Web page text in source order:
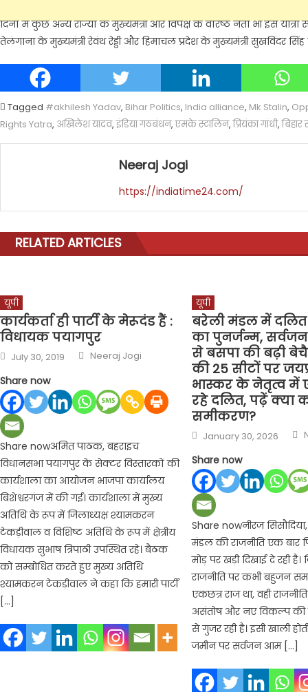
दिनों में कुछ अन्य राज्यों के मुख्यमंत्री और विपक्ष के वरिष्ठ नेता भी इस
तेलंगाना के मुख्यमंत्री रेवंथ रेड्डी और हिमाचल प्रदेश के मुख्यमंत्री सुखविंदर
Tagged #akhilesh Yadav, Bihar Politics, India alliance, Mk Stalin,
Rights Yatra, अखिलेश यादव,इंडिया गठबंधन,एमके स्टालिन,प्रियंका गांधी,बिहार
Neeraj Jogi
https://indiatime24.com/
RELATED ARTICLES
यूपी
कार्यकर्ता ही पार्टी के मेरूदंड हैं :
विधायक पयागपुर
Posted
on
July 30, 2019 Author
Neeraj Jogi
Share now
Share nowअमित पाठक, बहराइच
विधानसभा पयागपुर के सेक्टर विस्तारकों की
कार्यशाला का आयोजन भाजपा कार्यालय
बिशेश्वरगंज में की गई। कार्यशाला में मुख्य
अतिथि के रूप में जिलाध्यक्ष श्यामकरन
टेकड़ीवाल व विशिष्ट अतिथि के रूप में क्षेत्रीय
विधायक सुभाष त्रिपाठी उपस्थित रहे। बैठक
को सम्बोधित करते हुए मुख्य अतिथि
श्यामकरन टेकड़ीवाल ने कहा कि हमारी पार्टी
[…]
यूपी
बरेली मंडल में दलित
का पुनर्जन्म, सर्वजन
से बसपा की बढ़ी
की 25 सीटों पर
भास्कर के नेतृत्व में
रहे दलित, पढ़ें क्या
समीकरण?
Posted
on
January 30, 2026
Share now
Share nowनीरज
मंडल की राजनीति एक बार
मोड़ पर खड़ी दिखाई दे रही
राजनीति पर कभी बहुजन
एकछत्र राज था, वही
असंतोष और नए विकल्प की
से गुजर रही है। इसी खाली
जमीन पर सर्वजन आम […]